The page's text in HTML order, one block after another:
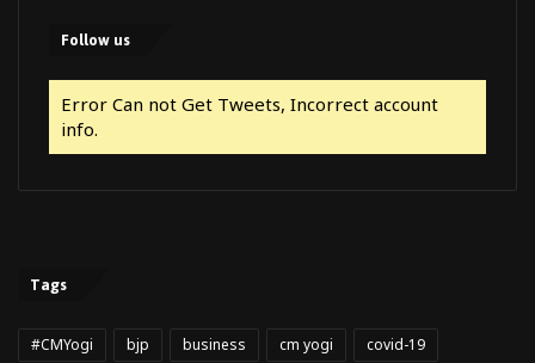
Follow us
Error Can not Get Tweets, Incorrect account
info.
Tags
#CMYogi bjp business cm yogi covid-19